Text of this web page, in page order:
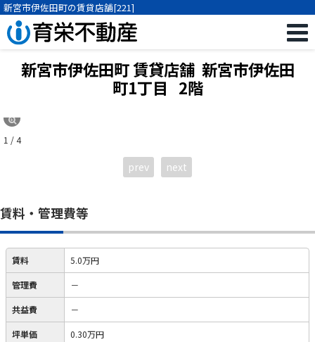
新宮市伊佐田町の賃貸店舗[221]
新宮市伊佐田町 賃貸店舗 新宮市伊佐田
町1丁目 2階
1 / 4
prev next
賃料・管理費等
賃料 5.0万円
管理費 －
共益費 －
坪単価 0.30万円